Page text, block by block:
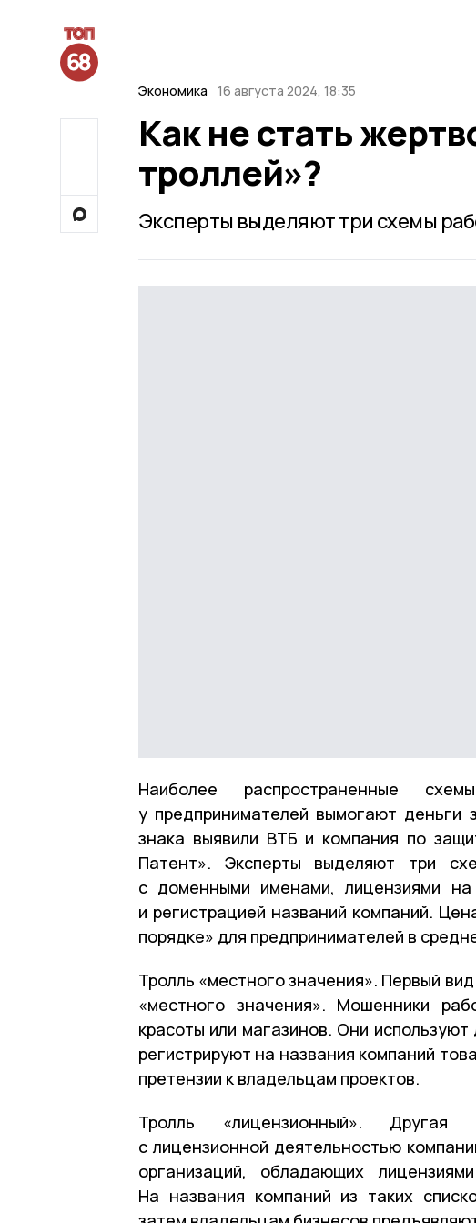
Экономика 16 августа 2024, 18:35
Как не стать
троллей»?
Эксперты выделяют три схемы
Наиболее распространенные
у предпринимателей вымогают деньги
знака выявили ВТБ и компания по
Патент». Эксперты выделяют три
с доменными именами, лицензиями
и регистрацией названий компаний.
порядке» для предпринимателей в
Тролль «местного значения». Первый
«местного значения». Мошенники
красоты или магазинов. Они
регистрируют на названия компаний
претензии к владельцам проектов.
Тролль «лицензионный». Другая
с лицензионной деятельностью
организаций, обладающих
На названия компаний из таких